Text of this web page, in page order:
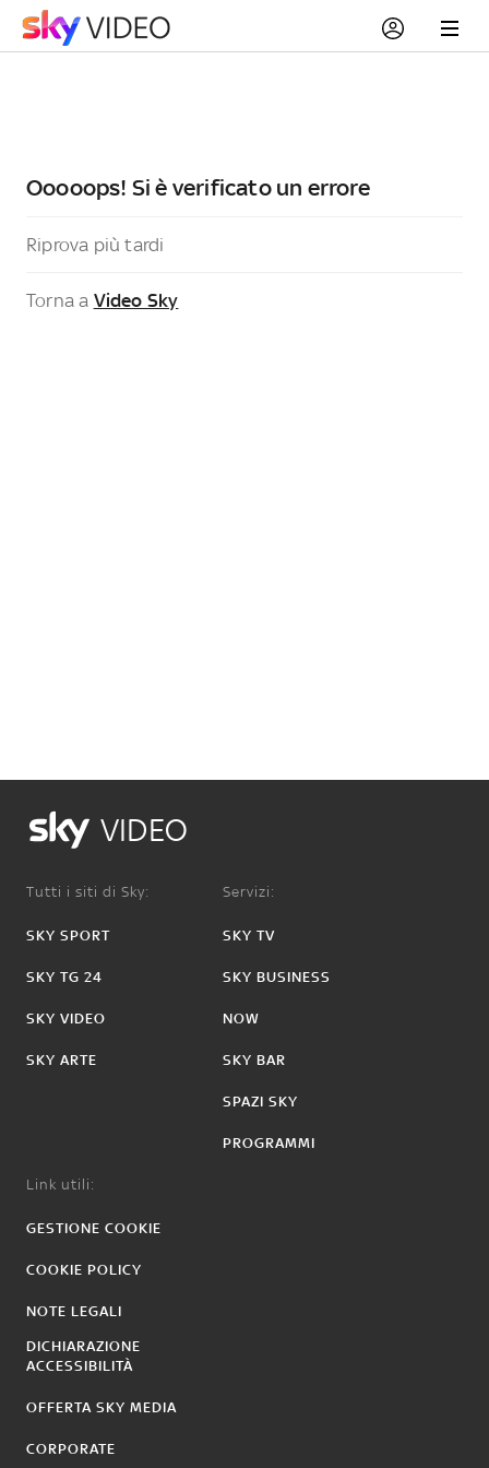
Ooooops! Si è verificato un errore
Riprova più tardi
Torna a Video Sky
VIDEO
Tutti i siti di Sky:
SKY SPORT
SKY TG 24
SKY VIDEO
SKY ARTE
Servizi:
SKY TV
SKY BUSINESS
NOW
SKY BAR
SPAZI SKY
PROGRAMMI
Link utili:
GESTIONE COOKIE
COOKIE POLICY
NOTE LEGALI
DICHIARAZIONE
ACCESSIBILITÀ
OFFERTA SKY MEDIA
CORPORATE